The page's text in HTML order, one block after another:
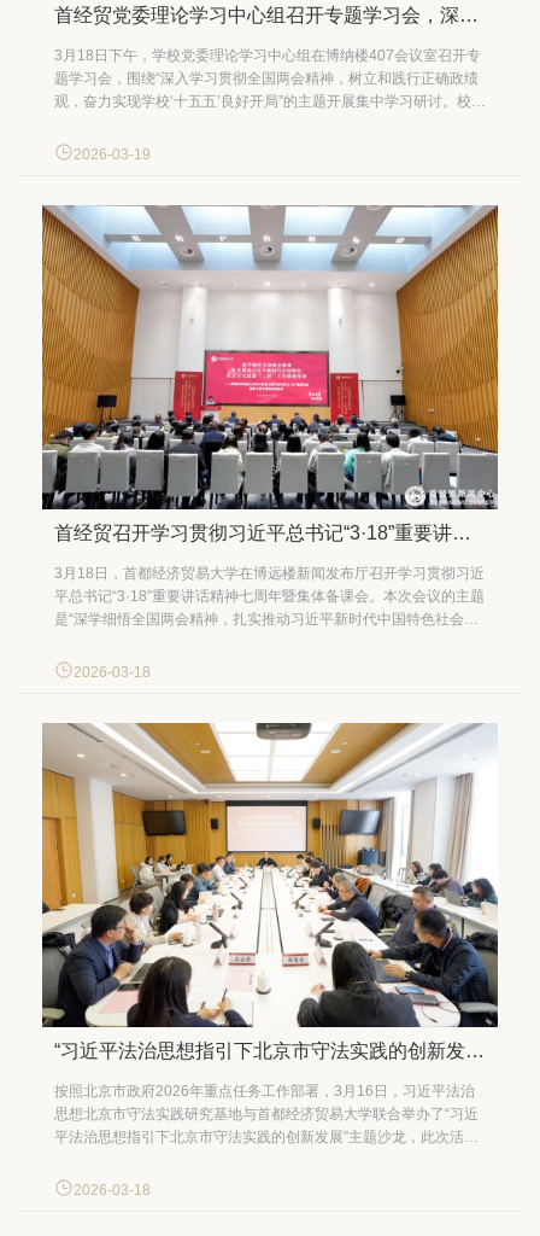
首经贸党委理论学习中心组召开专题学习会，深入学习贯彻全国两会精神，树立和践行正确政绩观，奋力实现学校“十五五”良好开局
3月18日下午，学校党委理论学习中心组在博纳楼407会议室召开专
题学习会，围绕“深入学习贯彻全国两会精神，树立和践行正确政绩
观，奋力实现学校‘十五五’良好开局”的主题开展集中学习研讨。校党
报告和“十五五”规划纲要对未来国家经济社会发展作出了系统部署。
2026-03-19
首经贸召开学习贯彻习近平总书记“3·18”重要讲话精神七周年暨集体备课会
3月18日，首都经济贸易大学在博远楼新闻发布厅召开学习贯彻习近
平总书记“3·18”重要讲话精神七周年暨集体备课会。本次会议的主题
是“深学细悟全国两会精神，扎实推动习近平新时代中国特色社会主
长、二级研究员辛向阳受邀出席并作专题辅导报告，学校党委书记
2026-03-18
“习近平法治思想指引下北京市守法实践的创新发展”主题沙龙在我校召开
按照北京市政府2026年重点任务工作部署，3月16日，习近平法治
思想北京市守法实践研究基地与首都经济贸易大学联合举办了“习近
平法治思想指引下北京市守法实践的创新发展”主题沙龙，此次活动
委宣传部、法学院联合承办。 首经贸党委常委、党委宣传部部长付
2026-03-18